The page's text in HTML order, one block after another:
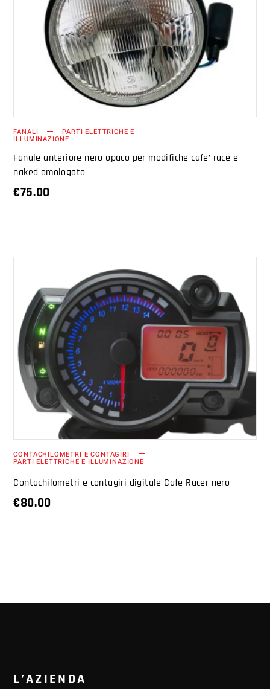
AGGIUNGI AL CARRELLO
FANALI PARTI ELETTRICHE E
ILLUMINAZIONE
Fanale anteriore nero opaco per modifiche cafe’ race e
naked omologato
€75.00
AGGIUNGI AL CARRELLO
CONTACHILOMETRI E CONTAGIRI
PARTI ELETTRICHE E ILLUMINAZIONE
Contachilometri e contagiri digitale Cafe Racer nero
€80.00
L’AZIENDA